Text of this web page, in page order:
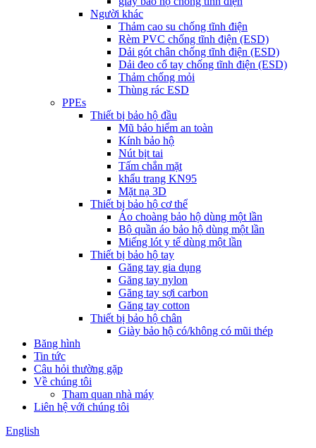
Người khác
Thảm cao su chống tĩnh điện
Rèm PVC chống tĩnh điện (ESD)
Dải gót chân chống tĩnh điện (ESD)
Dải đeo cổ tay chống tĩnh điện (ESD)
Thảm chống mỏi
Thùng rác ESD
PPEs
Thiết bị bảo hộ đầu
Mũ bảo hiểm an toàn
Kính bảo hộ
Nút bịt tai
Tấm chắn mặt
khẩu trang KN95
Mặt nạ 3D
Thiết bị bảo hộ cơ thể
Áo choàng bảo hộ dùng một lần
Bộ quần áo bảo hộ dùng một lần
Miếng lót y tế dùng một lần
Thiết bị bảo hộ tay
Găng tay gia dụng
Găng tay nylon
Găng tay sợi carbon
Găng tay cotton
Thiết bị bảo hộ chân
Giày bảo hộ có/không có mũi thép
Băng hình
Tin tức
Câu hỏi thường gặp
Về chúng tôi
Tham quan nhà máy
Liên hệ với chúng tôi
English